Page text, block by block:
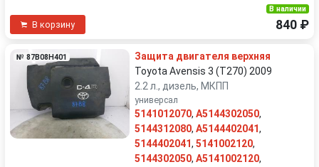
В корзину
В наличии
840 ₽
№ 87B08H401
Защита двигателя верхняя
Toyota Avensis 3 (T270) 2009
2.2 л., дизель, МКПП
универсал
5141012070, A5144302050,
5144312080, A5144402041,
5144402041, 5141002120,
5144302050, A5141002120,